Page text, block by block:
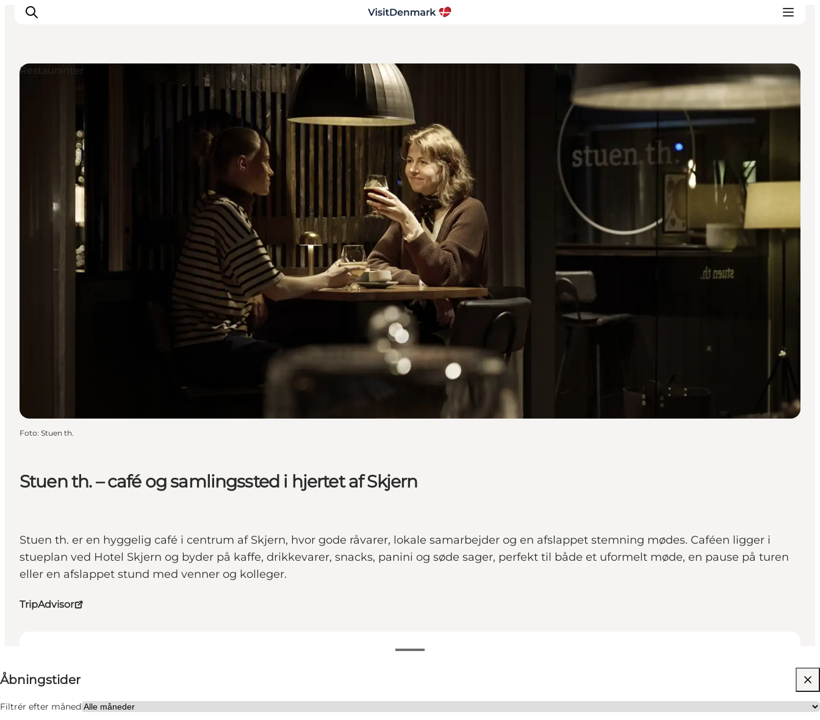
Destinationer
Oplevelser
Overnatning
Planlæg ferien
Stuen th. – café og samlingssted i hjertet af Skjern
Stuen th. er en hyggelig café i centrum af Skjern, hvor gode råvarer, lokale samarbejder og en afslappet stemning mødes. Caféen ligger i
stueplan ved Hotel Skjern og byder på kaffe, drikkevarer, snacks, panini og søde sager, perfekt til både et uformelt møde, en pause på turen
eller en afslappet stund med venner og kolleger.
TripAdvisor
Åbningstider
Filtrér efter måned
Besøg hjemmeside
Venner, Min partner, Min virksomhed
Restauranter
Foto: Stuen th.